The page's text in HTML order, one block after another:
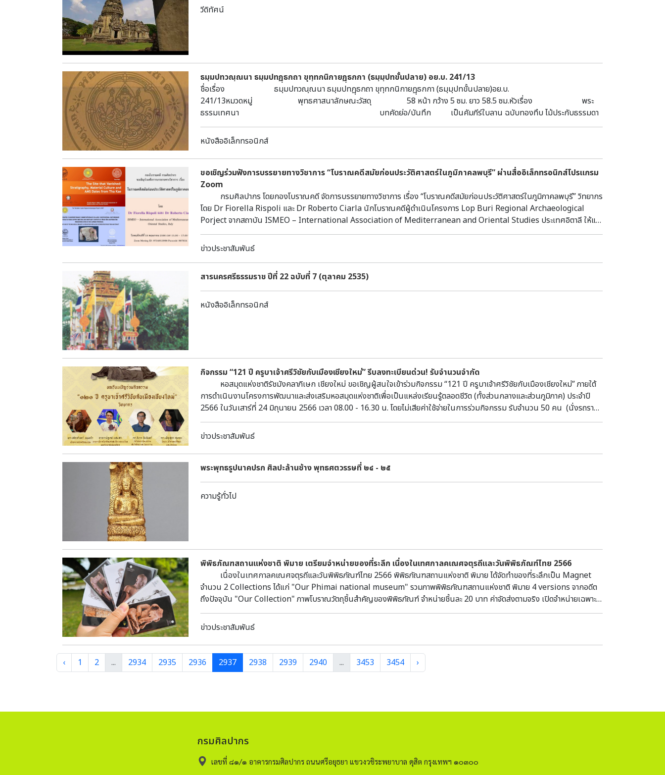
วีดิทัศน์
ธมฺมปทวณฺณนา ธมฺมปทฏฺธกถา ขุทฺทกนิกายฏฺธกกา (ธมฺมฺปทขั้นปลาย) อย.บ. 241/13
ชื่อเรื่อง ธมฺมปทวณฺณนา ธมฺมปทฏฺธกถา ขุทฺทกนิกายฏฺธกกา (ธมฺมฺปทขั้นปลาย)อย.บ.
241/13หมวดหมู่ พุทธศาสนาลักษณะวัสดุ 58 หน้า กว้าง 5 ซม. ยาว 58.5 ซม.หัวเรื่อง พระ
ธรรมเทศนา บทคัดย่อ/บันทึก เป็นคัมภีร์ใบลาน ฉบับทองทึบ ไม้ประกับธรรมดา
หนังสืออิเล็กทรอนิกส์
ขอเชิญร่วมฟังการบรรยายทางวิชาการ “โบราณคดีสมัยก่อนประวัติศาสตร์ในภูมิภาคลพบุรี” ผ่านสื่ออิเล็กทรอนิกส์โปรแกรม
Zoom
กรมศิลปากร โดยกองโบราณคดี จัดการบรรยายทางวิชาการ เรื่อง “โบราณคดีสมัยก่อนประวัติศาสตร์ในภูมิภาคลพบุรี” วิทยากร
โดย Dr Fiorella Rispoli และ Dr Roberto Ciarla นักโบราณคดีผู้ดำเนินโครงการ Lop Buri Regional Archaeological
Porject จากสถาบัน ISMEO – International Association of Mediterranean and Oriental Studies ประเทศอิตาลี ให้แก่
นักโบราณคดีสังกัดกรมศิลปากรและผู้สนใจ การบรรยายประกอบด้วย ๒ หัวข้อ ได้แก่ การบรรยาย หัวข้อ “The Site that
Vanished: Stratigraphy, Artefacts and AMS Dating from Tha Kae” โดย Dr Fiorella Rispoli และการบรรยาย หัวข้อ
Smelting and Mortuary Contexts at Khok Din and Noen Din Prehistoric Sites in the Lopburi Province.
Another Case of Technological Similarity in Prehistoric Metallurgy Between Southeast Asia and China?” โดย
Dr Roberto Ciarla ขอเชิญชวนผู้สนใจร่วมฟังการบรรยายทางวิชาการ เรื่อง “โบราณคดีสมัยก่อนประวัติศาสตร์ในภูมิภาค
ลพบุรี” ผ่านสื่ออิเล็กทรอนิกส์โปรแกรมซูม (Meeting ID: 9734913996 Passcode: 987654) ในวันพฤหัสบดีที่ 18 พฤษภาคม
construction of the Chainat-Pasak irrigation canal that irreversibly damaged the western side of the site. Its
“hidden wealth”, the caliche terrace on which the site developed over ca. three millennia, was also its
downfall: its original structure was tragically destroyed by intensive quarrying for the extraction of
carbonate soil for local construction, beginning in the 50s. At Tha Kae the bulldozers cut through the
deposit creating long “sections” where Neolithic and Iron Age grave-cuts stood out. In following years, the
site was also the subject of intensive looting. When we arrived 1987, not much remained of the site, but
chronological/cultural sequence. It was not an easy task, but we accepted the challenge. In 2020-2021, due
to travel restrictions, we were permitted to use part of our field funds granted to our project for AMS dating.
Part of the samples (mainly charcoal), from reliable contexts, provided AMS dates that can only be
considered as termini post quem due to their built-in age. However, even so these dates support what is
previous and new radiometric dating results. Title: Perforated Cylinders/Furnace Chimneys/Furnace
Collars: Controversial Earthenware Artefacts from Copper Smelting and Mortuary Contexts at Khok Din and
Noen Din Prehistoric Sites in the Lopburi Province. Another Case of Technological Similarity in Prehistoric
Metallurgy Between Southeast Asia and China? Author: Dr Roberto Ciarla Abstract: The Thai-Italian
“Lopburi Regional Archaeological Project” excavated different types of technical ceramics at the prehistoric
sites of Khok Din (KD) and Noen Din (ND) (late 1st millennium BCE-early 1st millennium CE) near the
copper bearing Khao Sai On (KSO) inselberg (Ban Nikhom 3 sub-district, Changwat Lopburi). A particular
‘furnace collar’- is examined describing its contexts of discovery and peculiar techno-typological
characteristics. At KD and ND we assume these artefacts were introduced in the metallurgical tool-kit
between 200 BCE-200 CE. At both sites, the fragments of FC are associated with crucible fragments, gangue,
(KWPV) (central Thailand), and, at the inter-regional level, with similar artefacts found at copper smelting
sites (13th-11th centuries BCE) nearby Niuheliang in Liaoning Province (Northeast China). Should we look
North again for a technological innovation (in Thailand so far only documented in the KSO and KWPV sites)
ข่าวประชาสัมพันธ์
สารนครศรีธรรมราช ปีที่ 22 ฉบับที่ 7 (ตุลาคม 2535)
หนังสืออิเล็กทรอนิกส์
กิจกรรม “121 ปี ครูบาเจ้าศรีวิชัยกับเมืองเชียงใหม่” รีบลงทะเบียนด่วน! รับจำนวนจำกัด
หอสมุดแห่งชาติรัชมังคลาภิเษก เชียงใหม่ ขอเชิญผู้สนใจเข้าร่วมกิจกรรม “121 ปี ครูบาเจ้าศรีวิชัยกับเมืองเชียงใหม่” ภายใต้
การดำเนินงานโครงการพัฒนาและส่งเสริมหอสมุดแห่งชาติเพื่อเป็นแหล่งเรียนรู้ตลอดชีวิต (ทั้งส่วนกลางและส่วนภูมิภาค) ประจำปี
2566 ในวันเสาร์ที่ 24 มิถุนายน 2566 เวลา 08.00 - 16.30 น. โดยไม่เสียค่าใช้จ่ายในการร่วมกิจกรรม รับจำนวน 50 คน (นั่งรถราง)
ผู้สนใจสามารถสแกนคิวอาร์โค้ดเพื่อลงทะเบียนเข้าร่วมกิจกรรม (*สิทธิ์การเข้าร่วมกิจกรรม พิจารณาตามลำดับการลงทะเบียน)
ข่าวประชาสัมพันธ์
พระพุทธรูปนาคปรก ศิลปะล้านช้าง พุทธศตวรรษที่ ๒๔ - ๒๕
ความรู้ทั่วไป
พิพิธภัณฑสถานแห่งชาติ พิมาย เตรียมจำหน่ายของที่ระลึก เนื่องในเทศกาลคเณศจตุรถีและวันพิพิธภัณฑ์ไทย 2566
เนื่องในเทศกาลคเณศจตุรถีและวันพิพิธภัณฑ์ไทย 2566 พิพิธภัณฑสถานแห่งชาติ พิมาย ได้จัดทำของที่ระลึกเป็น Magnet
จำนวน 2 Collections ได้แก่ "Our Phimai national museum" รวมภาพพิพิธภัณฑสถานแห่งชาติ พิมาย 4 versions จากอดีต
ถึงปัจจุบัน "Our Collection" ภาพโบราณวัตถุชิ้นสำคัญของพิพิธภัณฑ์ จำหน่ายชิ้นละ 20 บาท ค่าจัดส่งตามจริง เปิดจำหน่ายเฉพาะ
ในช่วงวันพิพิธภัณฑ์ไทย เดือนกันยายนนี้เท่านั้น ผู้สนใจสามารถติดต่อได้ที่เพจ Phimai National Museum:พิพิธภัณฑสถานแห่ง
ชาติ พิมาย ทั้งนี้ หากสนใจอยากเลือกชมด้วยตัวเอง สามารถไปซื้อได้ที่ "งานมหาคณปติบูชา" ระหว่างวันที่ 16 -19 กันยายน
ข่าวประชาสัมพันธ์
‹ 1 2 ... 2934 2935 2936 2937 2938 2939 2940 ... 3453 3454 ›
กรมศิลปากร
เลขที่ ๘๑/๑ อาคารกรมศิลปากร ถนนศรีอยุธยา แขวงวชิระพยาบาล ดุสิต กรุงเทพฯ ๑๐๓๐๐